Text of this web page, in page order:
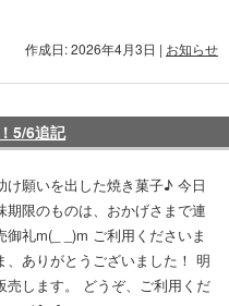
作成日: 2026年4月3日 | お知らせ
5/6追記
け願いを出した焼き菓子♪ 今日
期限のものは、おかげさまで連
御礼m(_ _)m ご利用くださいま
、ありがとうございました！ 明
売します。 どうぞ、ご利用くだ